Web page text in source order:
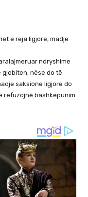
e reja ligjore, madje
ndryshime
nëse do të
saksione ligjore do
refuzojnë bashkëpunim